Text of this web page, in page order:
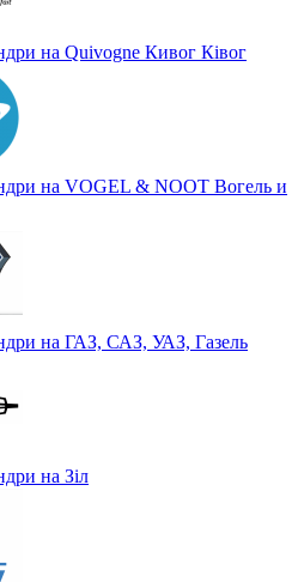
на Quivogne Кивог Ківог
на VOGEL & NOOT Вогель и
на ГАЗ, САЗ, УАЗ, Газель
на Зіл